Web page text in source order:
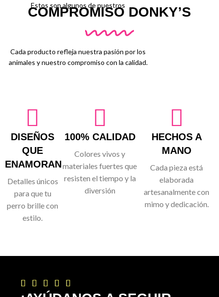
Estos son algunos de nuestros
COMPROMISO DONKY’S
Cada producto refleja nuestra pasión por los
animales y nuestro compromiso con la calidad.
DISEÑOS
QUE
ENAMORAN
Detalles únicos
para que tu
perro brille con
estilo.
100% CALIDAD
Colores vivos y
materiales fuertes que
resisten el tiempo y la
diversión
HECHOS A
MANO
Cada pieza está
elaborada
artesanalmente con
mimo y dedicación.
    